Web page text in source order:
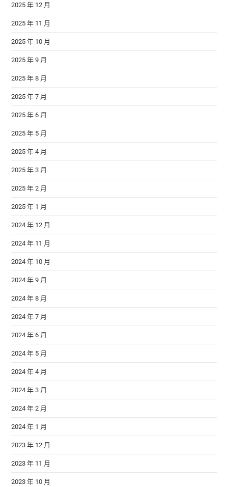
2025 年 12 月
2025 年 11 月
2025 年 10 月
2025 年 9 月
2025 年 8 月
2025 年 7 月
2025 年 6 月
2025 年 5 月
2025 年 4 月
2025 年 3 月
2025 年 2 月
2025 年 1 月
2024 年 12 月
2024 年 11 月
2024 年 10 月
2024 年 9 月
2024 年 8 月
2024 年 7 月
2024 年 6 月
2024 年 5 月
2024 年 4 月
2024 年 3 月
2024 年 2 月
2024 年 1 月
2023 年 12 月
2023 年 11 月
2023 年 10 月